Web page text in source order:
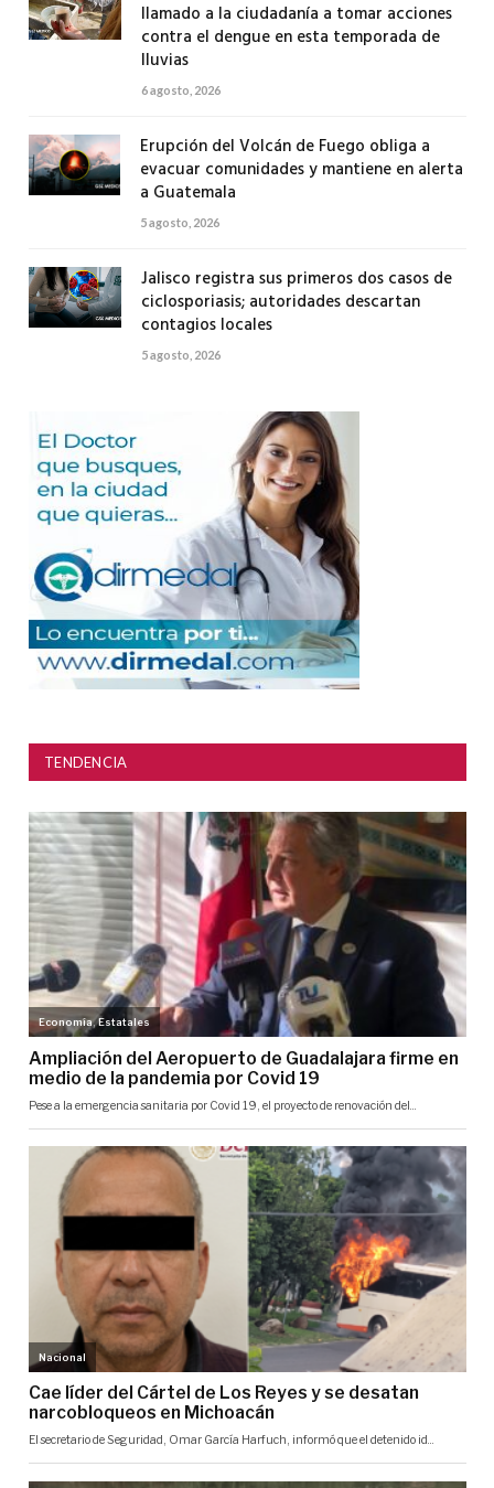
llamado a la ciudadanía a tomar acciones
contra el dengue en esta temporada de
lluvias
6 agosto, 2026
Erupción del Volcán de Fuego obliga a
evacuar comunidades y mantiene en alerta
a Guatemala
5 agosto, 2026
Jalisco registra sus primeros dos casos de
ciclosporiasis; autoridades descartan
contagios locales
5 agosto, 2026
TENDENCIA